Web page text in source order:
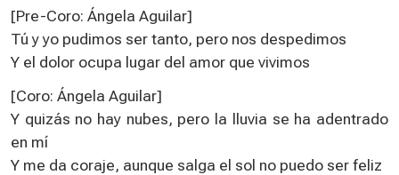
[Pre-Coro: Ángela Aguilar]
Tú y yo pudimos ser tanto, pero nos despedimos
Y el dolor ocupa lugar del amor que vivimos
[Coro: Ángela Aguilar]
Y quizás no hay nubes, pero la lluvia se ha adentrado
en mí
Y me da coraje, aunque salga el sol no puedo ser feliz